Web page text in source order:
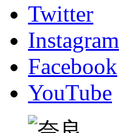
Twitter
Instagram
Facebook
YouTube